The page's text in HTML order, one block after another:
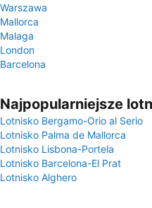
Warszawa
Mallorca
Malaga
London
Barcelona
Najpopularniejsze
Lotnisko Bergamo-Orio al Serio
Lotnisko Palma de Mallorca
Lotnisko Lisbona-Portela
Lotnisko Barcelona-El Prat
Lotnisko Alghero